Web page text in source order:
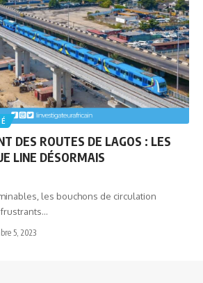
DES ROUTES DE LAGOS : LES
LINE DÉSORMAIS
les bouchons de circulation
5, 2023